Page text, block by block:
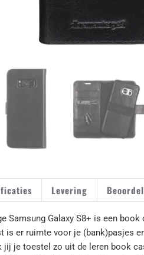
Samsung Galaxy S8+ is een
is er ruimte voor je (bank)pasjes
jij je toestel zo uit de leren book
Levering